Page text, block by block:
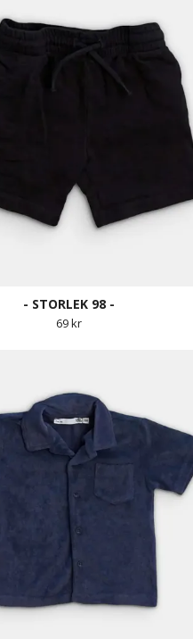
- STORLEK 98 -
69 kr